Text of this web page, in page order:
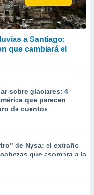
a Santiago:
que cambiará el
sobre glaciares: 4
que parecen
de cuentos
de Nysa: el extraño
que asombra a la